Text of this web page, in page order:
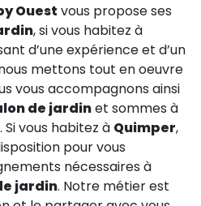
Ouest vous propose ses
, si vous habitez à
d’une expérience et d’un
mettons tout en oeuvre
vous accompagnons ainsi
de jardinet sommes à
Si vous habitez à Quimper,
pour vous
nécessaires à
jardin. Notre métier est